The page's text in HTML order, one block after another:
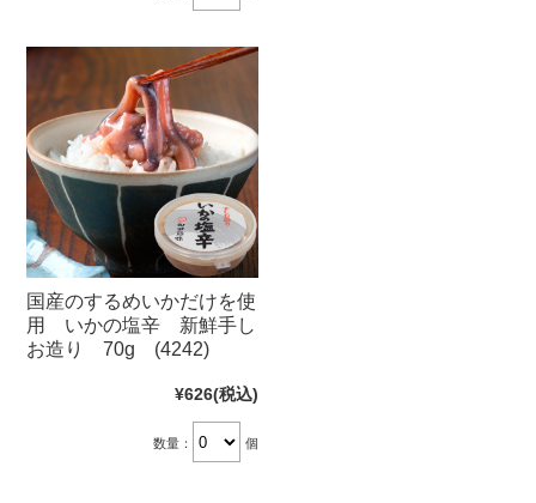
国産のするめいかだけを使
用 いかの塩辛 新鮮手し
お造り 70g (4242)
¥626(税込)
数量： 個